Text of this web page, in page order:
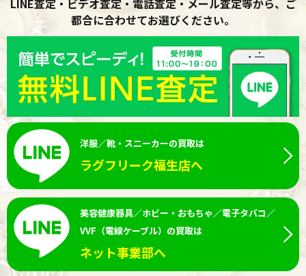
LINE査定・ビデオ査定・電話査定・メール査定等から、ご
都合に合わせてお選びください。
洋服／靴・スニーカーの買取は
ラグフリーク福生店へ
美容健康器具／ホビー・おもちゃ／電子タバコ／
VVF（電線ケーブル）の買取は
ネット事業部へ